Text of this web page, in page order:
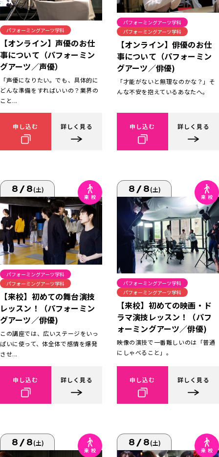
パフォーミングアーツ学科
【オンライン】声優のお仕
事について（パフォーミン
グアーツ／声優）
「声優になりたい。でも、具体的に
どんな準備をすればいいの？業界の
こと...
申し込む 詳しく見る
パフォーミングアーツ学科
パフォーミングアーツ学科
【オンライン】俳優のお仕
事について（パフォーミン
グアーツ／俳優)
「才能がないと無理なのかな？」そ
んな不安を抱えているあなたへ。
申し込む 詳しく見る
8/8(土)
パフォーミングアーツ学科
パフォーミングアーツ学科
【来校】初めての舞台演技
レッスン！（パフォーミン
グアーツ／俳優)
この講座では、広いステージをいっ
ぱいに使って、体全体で感情を爆発
させ...
申し込む 詳しく見る
8/8(土)
パフォーミングアーツ学科
パフォーミングアーツ学科
【来校】初めての映画・ド
ラマ演技レッスン！（パフ
ォーミングアーツ／俳優)
映像の演技で一番難しいのは「普通
にしゃべること」。
申し込む 詳しく見る
8/8(土) 8/8(土)